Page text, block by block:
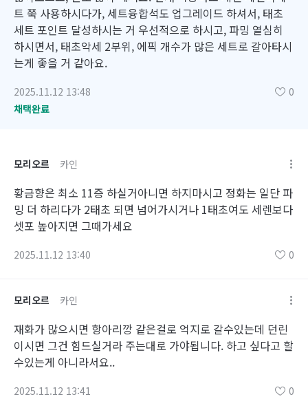
트 쭉 사용하시다가, 세트융합석도 업그레이드 하셔서, 태초
세트 포인트 달성하시는 거 우선적으로 하시고, 파밍 열심히
하시면서, 태초악세 2부위, 에픽 개수가 많은 세트로 갈아타시
는게 좋을 거 같아요.
2025.11.12 13:48
0
채택완료
모리오르 카인
황금향은 최소 11증 하실거아니면 하지마시고 정화는 일단 파
밍 더 하리다가 2태초 되면 넘어가시거나 1태초여도 세렌보다
셋포 높아지면 그때가세요
2025.11.12 13:40 0
모리오르 카인
재화가 많으시면 항아리깡 같은걸로 억지로 갈수있는데 던린
이시면 그건 힘드실거라 주는대로 가야됩니다. 하고 싶다고 할
수있는게 아니라서요..
2025.11.12 13:41 0